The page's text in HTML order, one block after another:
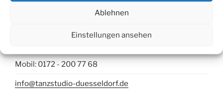
Ablehnen
Einstellungen ansehen
Mobil: 0172 - 200 77 68
info@tanzstudio-duesseldorf.de